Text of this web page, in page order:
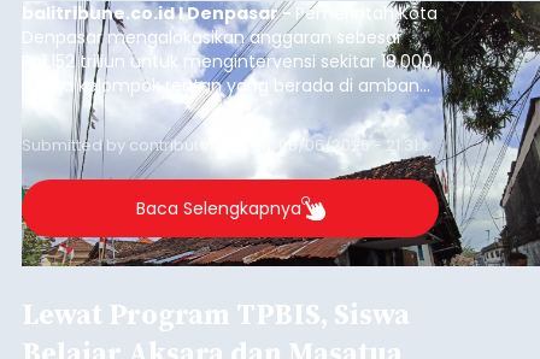
balitribune.co.id I Denpasar - Pemerintah Kota
Denpasar mengalokasikan anggaran sebesar
Rp1,152 triliun untuk mengintervensi sekitar 18.000
warga kelompok rentan yang berada di ambang
garis kemiskinan. Langkah strategis ini diambil
guna menjaga masyarakat yang berada pada
kelompok desil 5 dan 6 tersebut agar tidak
merosot ke kategori miskin.
Submitted by contributor Thu, 08/06/2026 - 21:31
Baca Selengkapnya
Lewat Program TPBIS, Siswa